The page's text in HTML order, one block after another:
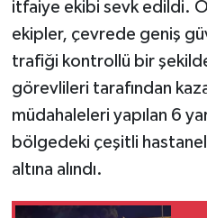
itfaiye ekibi sevk edildi.
ekipler, çevrede geniş
trafiği kontrollü bir
görevlileri tarafından
müdahaleleri yapılan 6
bölgedeki çeşitli
altına alındı.